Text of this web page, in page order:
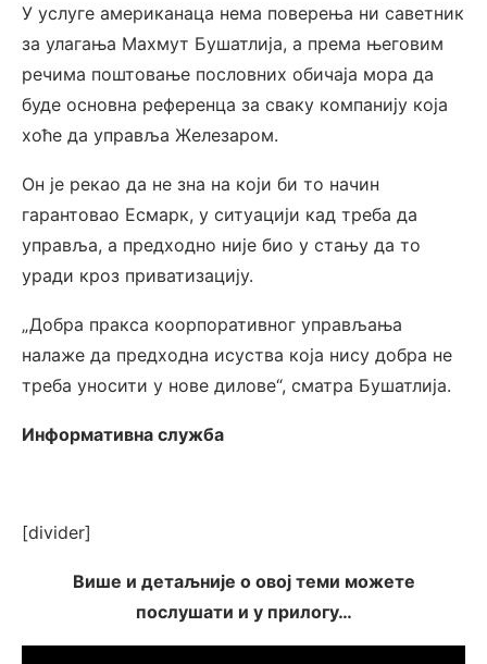
У услуге американаца нема поверења ни саветник
за улагања Махмут Бушатлија, а према његовим
речима поштовање пословних обичаја мора да
буде основна референца за сваку компанију која
хоће да управља Железаром.
Он је рекао да не зна на који би то начин
гарантовао Есмарк, у ситуацији кад треба да
управља, а предходно није био у стању да то
уради кроз приватизацију.
„Добра пракса коорпоративног управљања
налаже да предходна исуства која нису добра не
треба уносити у нове дилове“, сматра Бушатлија.
Информативна служба
[divider]
Више и детаљније о овој теми можете
послушати и у прилогу…